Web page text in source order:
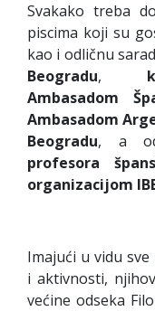
Svakako treba
piscima koji su
kao i odličnu
Beogradu,
Ambasadom
Ambasadom
Beogradu, a
profesora
organizacijom
Imajući u vidu
i aktivnosti,
većine odseka